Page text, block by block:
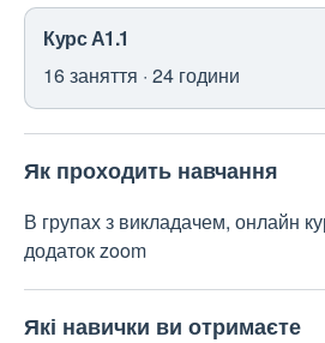
Курс А1.1
16 заняття · 24 години
Як проходить навчання
В групах з викладачем, онлайн
додаток zoom
Які навички ви отримаєте